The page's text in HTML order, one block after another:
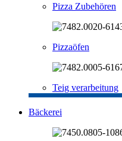
Pizza Zubehören
Pizzaöfen
Teig verarbeitung
Bäckerei